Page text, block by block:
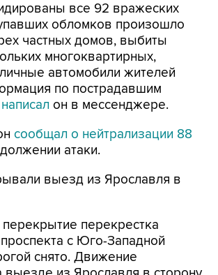
все 92 вражеских
обломков произошло
частных домов, выбиты
многоквартирных,
автомобили жителей
по пострадавшим
написал он в мессенджере.
сообщал о нейтрализации 88
атаки.
выезд из Ярославля в
перекрестка
с Юго-Западной
снято. Движение